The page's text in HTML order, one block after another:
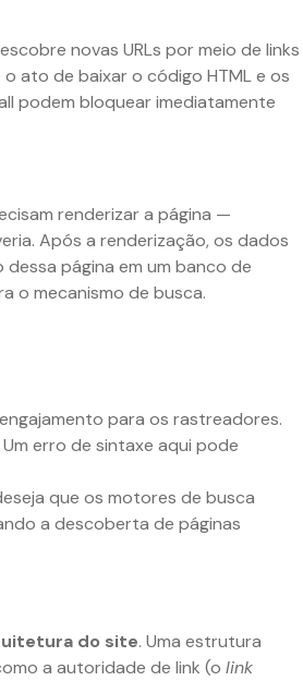
novas URLs por meio de links
o ato de baixar o código HTML e os
podem bloquear imediatamente
renderizar a página —
Após a renderização, os dados
página em um banco de
o mecanismo de busca.
para os rastreadores.
erro de sintaxe aqui pode
que os motores de busca
a descoberta de páginas
do site. Uma estrutura
a autoridade de link (o link